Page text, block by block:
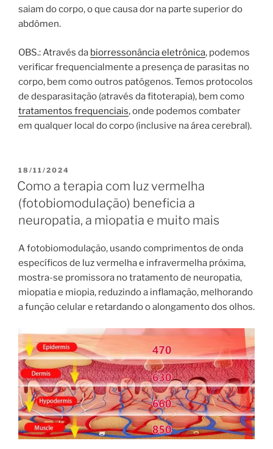
saiam do corpo, o que causa dor na parte superior do
abdômen.
OBS.: Através da biorressonância eletrônica, podemos
verificar frequencialmente a presença de parasitas no
corpo, bem como outros patógenos. Temos protocolos
de desparasitação (através da fitoterapia), bem como
tratamentos frequenciais, onde podemos combater
em qualquer local do corpo (inclusive na área cerebral).
PUBLICADO
EM
18/11/2024
Como a terapia com luz vermelha
(fotobiomodulação) beneficia a
neuropatia, a miopatia e muito mais
A fotobiomodulação, usando comprimentos de onda
específicos de luz vermelha e infravermelha próxima,
mostra-se promissora no tratamento de neuropatia,
miopatia e miopia, reduzindo a inflamação, melhorando
a função celular e retardando o alongamento dos olhos.